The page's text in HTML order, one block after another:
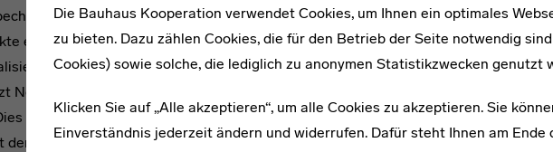
Die Bauhaus Kooperation verwendet Cookies, um Ihnen ein optimales
zu bieten. Dazu zählen Cookies, die für den Betrieb der Seite notwendig
Cookies) sowie solche, die lediglich zu anonymen Statistikzwecken genutzt
Klicken Sie auf „Alle akzeptieren“, um alle Cookies zu akzeptieren. Sie
Einverständnis jederzeit ändern und widerrufen. Dafür steht Ihnen am Ende
„This dispensation renders the real producers of african
einer solchen De- und Rekontextualisierung waren gemäß
Individualisierung, Formalisierung, Identifizierung von
Normalisierung dieser neuen Objektkategorie über die
zeigt sich nicht nur an der oben genannten
dem Stil und Präferenz von Form auch eine Betrachtung solcher